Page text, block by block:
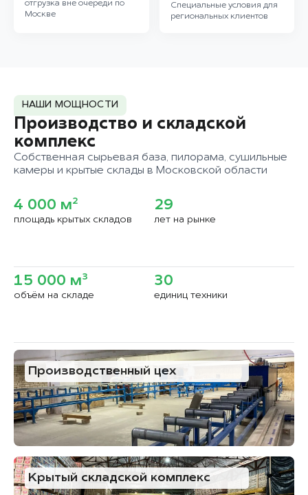
отгрузка вне очереди по
Москве
Специальные условия для
региональных клиентов
НАШИ МОЩНОСТИ
Производство и складской
комплекс
Собственная сырьевая база, пилорама, сушильные
камеры и крытые склады в Московской области
4 000 м²
площадь крытых складов
29
лет на рынке
15 000 м³
объём на складе
30
единиц техники
Производственный цех
Крытый складской комплекс